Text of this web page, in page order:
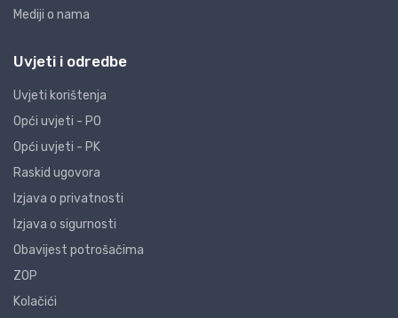
Mediji o nama
Uvjeti i odredbe
Uvjeti korištenja
Opći uvjeti - PO
Opći uvjeti - PK
Raskid ugovora
Izjava o privatnosti
Izjava o sigurnosti
Obavijest potrošačima
ZOP
Kolačići